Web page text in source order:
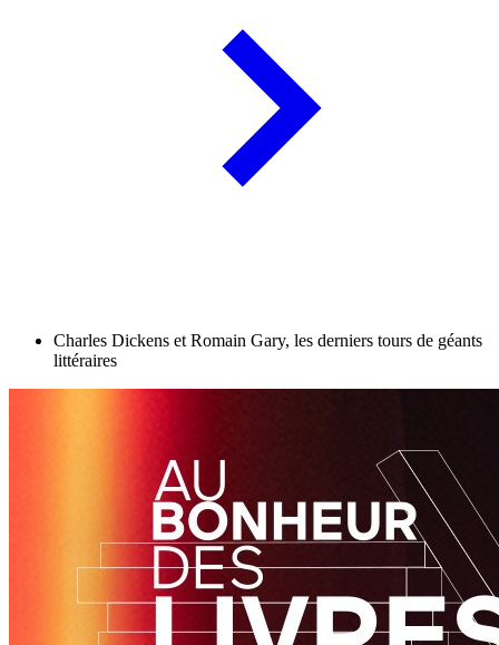
Charles Dickens et Romain Gary, les derniers tours de géants
littéraires